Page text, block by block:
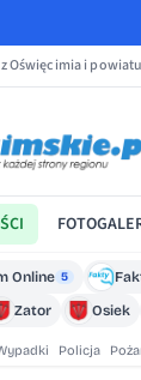
Oświęcimia i
Online 5
Zator Osiek
Policja